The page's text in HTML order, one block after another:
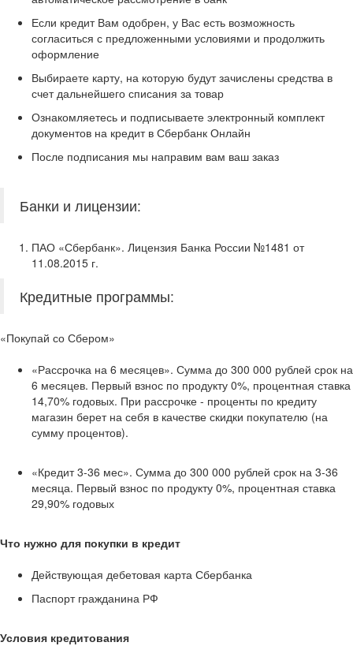
Если кредит Вам одобрен, у Вас есть возможность
согласиться с предложенными условиями и продолжить
оформление
Выбираете карту, на которую будут зачислены средства в
счет дальнейшего списания за товар
Ознакомляетесь и подписываете электронный комплект
документов на кредит в Сбербанк Онлайн
После подписания мы направим вам ваш заказ
Банки и лицензии:
ПАО «Сбербанк». Лицензия Банка России №1481 от
11.08.2015 г.
Кредитные программы:
«Покупай со Сбером»
«Рассрочка на 6 месяцев». Сумма до 300 000 рублей срок на
6 месяцев. Первый взнос по продукту 0%, процентная ставка
14,70% годовых. При рассрочке - проценты по кредиту
магазин берет на себя в качестве скидки покупателю (на
сумму процентов).
«Кредит 3-36 мес». Сумма до 300 000 рублей срок на 3-36
месяца. Первый взнос по продукту 0%, процентная ставка
29,90% годовых
Что нужно для покупки в кредит
Действующая дебетовая карта Сбербанка
Паспорт гражданина РФ
Условия кредитования